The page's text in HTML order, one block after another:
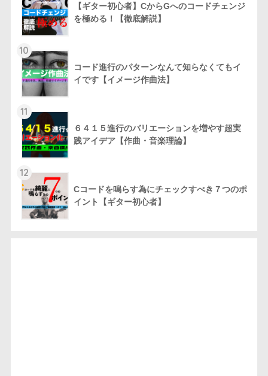
【ギター初心者】CからGへのコードチェンジ
を極める！【徹底解説】
10
コード進行のパターンなんて知らなくてもイ
イです【イメージ作曲法】
11
６４１５進行のバリエーションを増やす超実
践アイデア【作曲・音楽理論】
12
Cコードを鳴らす為にチェックすべき７つのポ
イント【ギター初心者】